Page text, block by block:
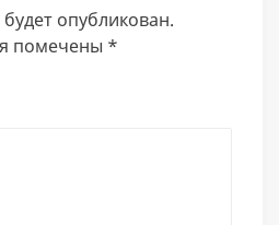
опубликован.
помечены *